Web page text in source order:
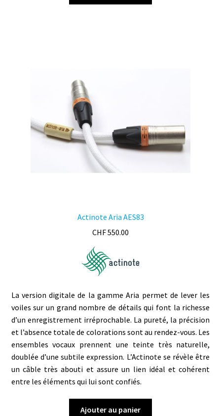
Actinote Aria AES83
CHF550.00
La version digitale de la gamme Aria permet de lever les
voiles sur un grand nombre de détails qui font la richesse
d’un enregistrement irréprochable. La pureté, la précision
et l’absence totale de colorations sont au rendez-vous. Les
ensembles vocaux prennent une teinte très naturelle,
doublée d’une subtile expression. L’Actinote se révèle être
un câble très abouti et assure un lien idéal et cohérent
entre les éléments qui lui sont confiés.
Ajouter au panier